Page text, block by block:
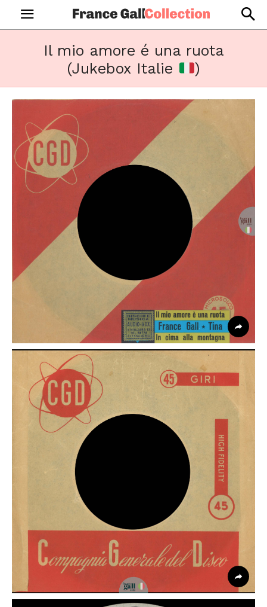
Il mio amore é una ruota
(Jukebox Italie
)